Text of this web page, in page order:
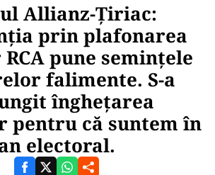
ul Allianz-Ţiriac:
prin plafonarea
pune seminţele
falimente. S-a
îngheţarea
că suntem în
electoral.